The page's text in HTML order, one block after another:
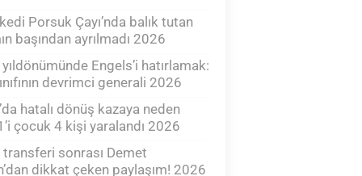
kedi Porsuk Çayı’nda balık tutan
başından ayrılmadı 2026
yıldönümünde Engels’i hatırlamak:
devrimci generali 2026
hatalı dönüş kazaya neden
çocuk 4 kişi yaralandı 2026
transferi sonrası Demet
dikkat çeken paylaşım! 2026